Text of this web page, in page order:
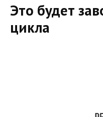
Это будет
цикла